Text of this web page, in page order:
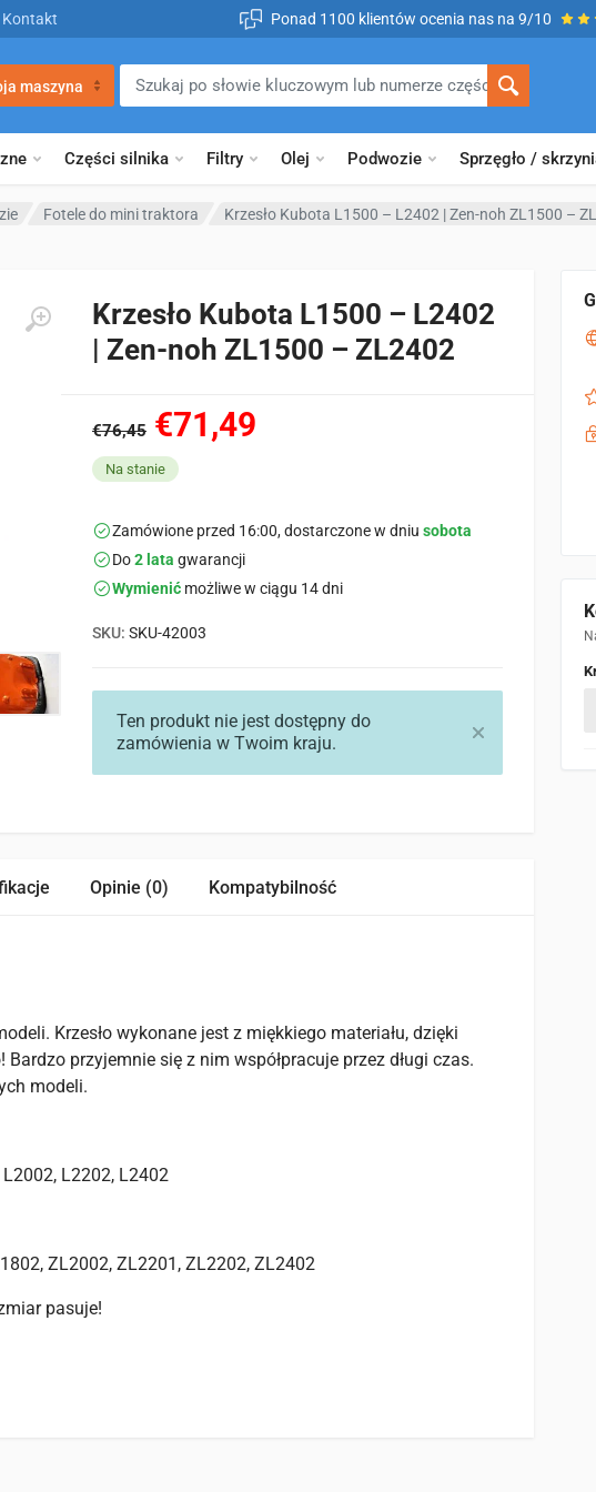
Kontakt Ponad 1100 klientów ocenia nas na 9/10
Części silnika Filtry Olej Podwozie Sprzęgło /
maszyna
Fotele do mini traktora Krzesło Kubota L1500 – L2402 | Zen-noh ZL1500 –
Krzesło Kubota L1500 – L2402
| Zen-noh ZL1500 – ZL2402
€76,45 €71,49
Na stanie
Zamówione przed 16:00, dostarczone w dniu sobota
Do2 lata gwarancji
Wymienić możliwe w ciągu 14 dni
SKU: SKU-42003
Ten produkt nie jest dostępny do
zamówienia w Twoim kraju.
Opinie (0) Kompatybilność
Krzesło wykonane jest z miękkiego materiału, dzięki
przyjemnie się z nim współpracuje przez długi czas.
modeli.
L2202, L2402
ZL2002, ZL2201, ZL2202, ZL2402
pasuje!